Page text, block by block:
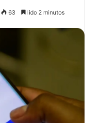
63 lido 2 minutos